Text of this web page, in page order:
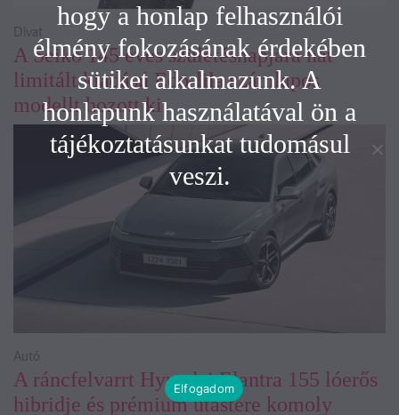
A Seiko 145 éves születésnapjára hat
limitált kiadású Edo-lila számlapos
modellt hozott ki
Divat
A ráncfelvarrt Hyundai Elantra 155 lóerős
hibridje és prémium utastere komoly
Autó
hogy a honlap felhasználói
élmény fokozásának érdekében
sütiket alkalmazunk. A
honlapunk használatával ön a
tájékoztatásunkat tudomásul
veszi.
Elfogadom